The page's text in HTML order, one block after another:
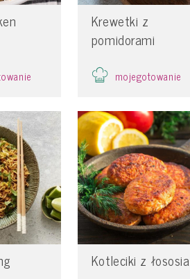
Krewetki z
pomidorami
mojegotowanie
Kotleciki z łososia